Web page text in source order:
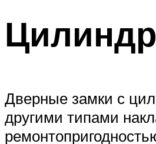
Дверные замки с
другими типами